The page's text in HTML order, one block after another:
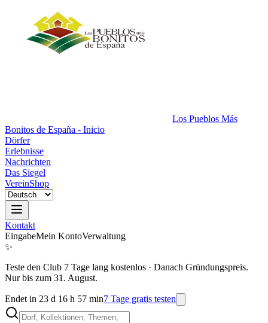
Los Pueblos Más
Bonitos de España - Inicio
Dörfer
Erlebnisse
Nachrichten
Das Siegel
VereinShop
Kontakt
EingabeMein KontoVerwaltung
✨
Teste den Club 7 Tage lang kostenlos · Danach Gründungspreis.
Nur bis zum 31. August.
Endet in 23 d 16 h 57 min7 Tage gratis testen